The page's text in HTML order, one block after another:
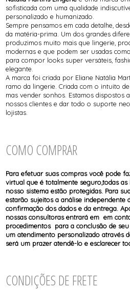
sofisticada com uma qualidade
personalizado e humanizado.
Sempre pensamos em cada detalhe,
da matéria-prima. Um dos grandes
produzimos muito mais que lingerie,
modernas e que podem ser usadas
para compor looks super versáteis,
elegante.
A marca foi criada por Eliane Natália
ramo da lingerie. Criada com o intuito
mas vender sonhos. Estamos dispostos
nossos clientes e dar todo o suporte
lojistas.
COMO COMPRAR
Para efetuar suas compras você pode
virtual que é totalmente seguro,todas
nosso sistema estão protegidas. Para
estarão sujeitos a análise
confirmação dos dados e da entrega.
nossas consultoras entrará em em
procedimentos para a conclusão de
um atendimento personalizado através
será um prazer atendê-lo e esclarecer
CONDIÇÕES DE FRETE